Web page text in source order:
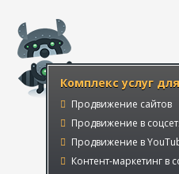
Комплекс услуг
Продвижение сайтов
Продвижение в
Продвижение в
Контент-маркетинг в